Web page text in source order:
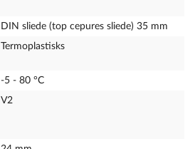
DIN sliede (top cepures sliede) 35 mm
Termoplastisks
-5 - 80 °C
V2